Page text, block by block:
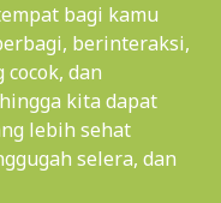
bagi kamu
berinteraksi,
dan
kita dapat
lebih sehat
selera, dan